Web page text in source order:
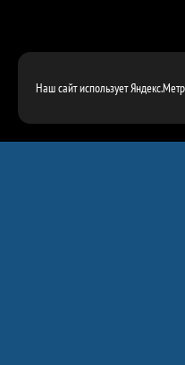
Наш сайт использует